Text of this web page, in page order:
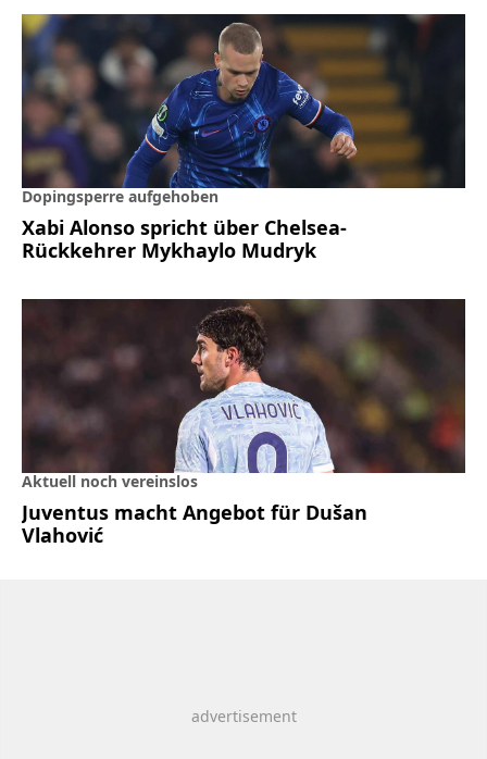
Dopingsperre aufgehoben
Xabi Alonso spricht über Chelsea-
Rückkehrer Mykhaylo Mudryk
Aktuell noch vereinslos
Juventus macht Angebot für Dušan
Vlahović